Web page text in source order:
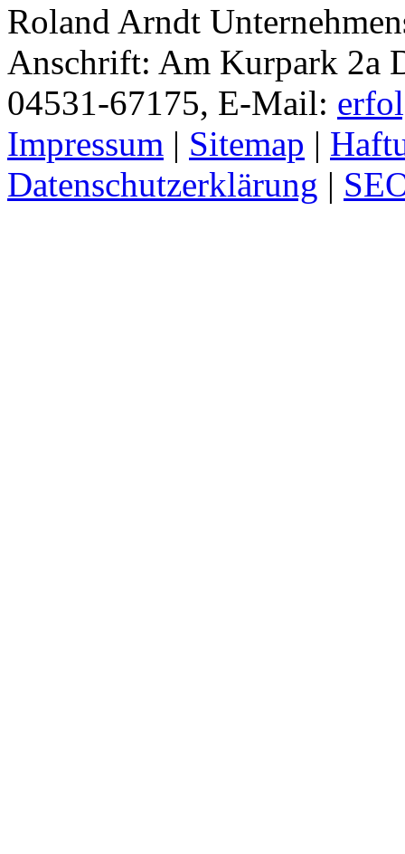
Roland Arndt
Anschrift: Am Kurpark 2a
04531-67175, E-Mail:
Impressum | Sitemap |
Datenschutzerklärung |